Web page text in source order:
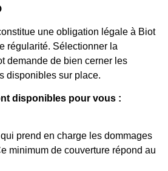
une obligation légale à Biot
régularité. Sélectionner la
demande de bien cerner les
disponibles sur place.
disponibles pour vous :
prend en charge les dommages
minimum de couverture répond au